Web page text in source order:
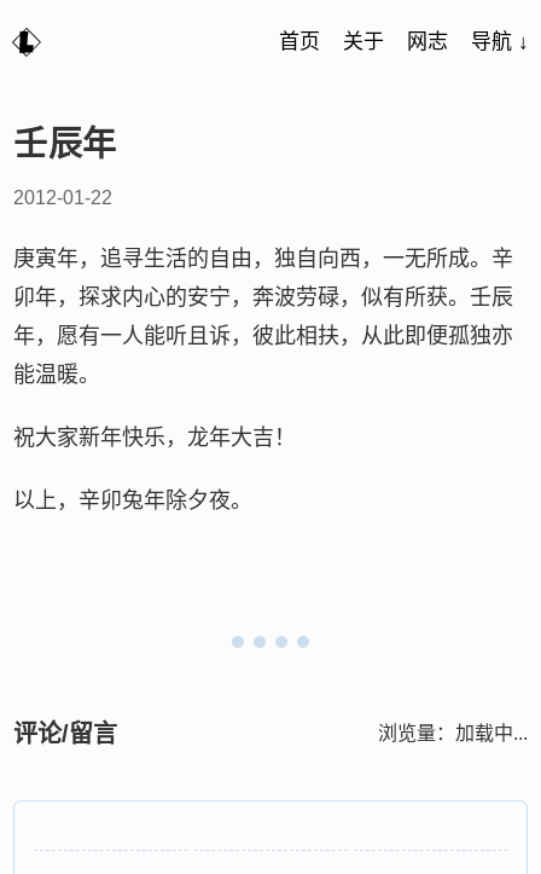
首页 关于 网志 导航 ↓
壬辰年
2012-01-22
庚寅年，追寻生活的自由，独自向西，一无所成。辛
卯年，探求内心的安宁，奔波劳碌，似有所获。壬辰
年，愿有一人能听且诉，彼此相扶，从此即便孤独亦
能温暖。
祝大家新年快乐，龙年大吉！
以上，辛卯兔年除夕夜。
评论/留言 浏览量： 加载中...